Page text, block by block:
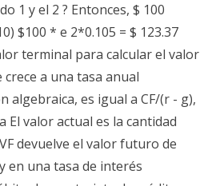
1 y el 2 ? Entonces, $ 100
$100 * e 2*0.105 = $ 123.37
terminal para calcular el valor
a una tasa anual
algebraica, es igual a CF/(r - g),
El valor actual es la cantidad
devuelve el valor futuro de
en una tasa de interés